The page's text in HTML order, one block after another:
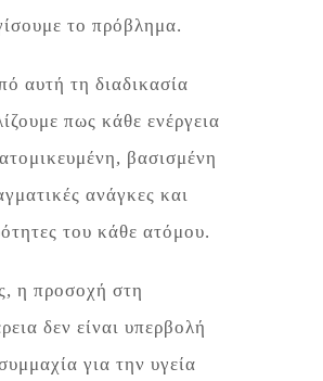
το πρόβλημα.
αυτή τη διαδικασία
πως κάθε ενέργεια
βασισμένη
ανάγκες και
του κάθε ατόμου.
η προσοχή στη
δεν είναι υπερβολή
για την υγεία